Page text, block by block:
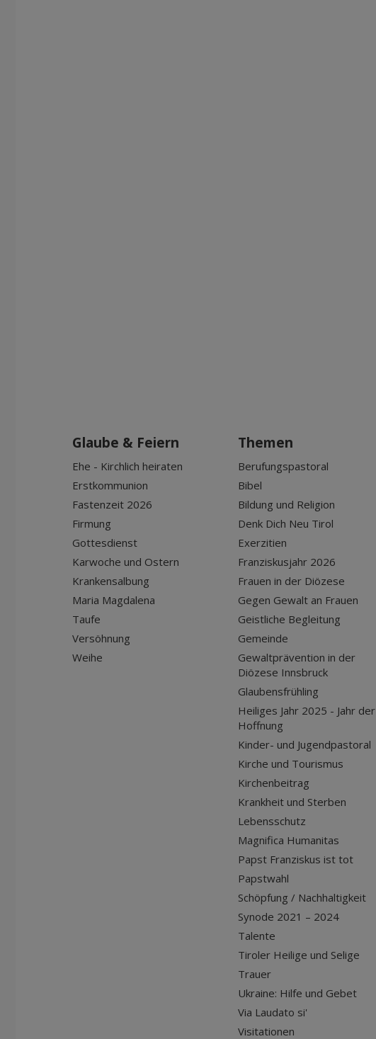
Glaube & Feiern
Ehe - Kirchlich heiraten
Erstkommunion
Fastenzeit 2026
Firmung
Gottesdienst
Karwoche und Ostern
Krankensalbung
Maria Magdalena
Taufe
Versöhnung
Weihe
Themen
Berufungspastoral
Bibel
Bildung und Religion
Denk Dich Neu Tirol
Exerzitien
Franziskusjahr 2026
Frauen in der Diözese
Gegen Gewalt an Frauen
Geistliche Begleitung
Gemeinde
Gewaltprävention in der
Diözese Innsbruck
Glaubensfrühling
Heiliges Jahr 2025 - Jahr der
Hoffnung
Kinder- und Jugendpastoral
Kirche und Tourismus
Kirchenbeitrag
Krankheit und Sterben
Lebensschutz
Magnifica Humanitas
Papst Franziskus ist tot
Papstwahl
Schöpfung / Nachhaltigkeit
Synode 2021 – 2024
Talente
Tiroler Heilige und Selige
Trauer
Ukraine: Hilfe und Gebet
Via Laudato si'
Visitationen